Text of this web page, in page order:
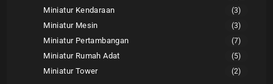
Miniatur Kendaraan (3)
Miniatur Mesin (3)
Miniatur Pertambangan (7)
Miniatur Rumah Adat (5)
Miniatur Tower (2)